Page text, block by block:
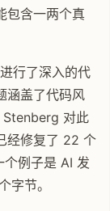
包含一两个真
行了深入的代
涵盖了代码风
Stenberg 对此
经修复了 22 个
个例子是 AI 发
字节。